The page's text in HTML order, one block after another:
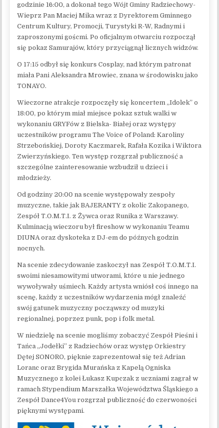
godzinie 16:00, a dokonał tego Wójt Gminy Radziechowy-
Wieprz Pan Maciej Mika wraz z Dyrektorem Gminnego
Centrum Kultury, Promocji, Turystyki R-W, Radnymi i
zaproszonymi goścmi. Po oficjalnym otwarciu rozpoczął
się pokaz Samurajów, który przyciągnął licznych widzów.
O 17:15 odbył się konkurs Cosplay, nad którym patronat
miała Pani Aleksandra Mrowiec, znana w środowisku jako
TONAYO.
Wieczorne atrakcje rozpoczęły się koncertem „Idolek” o
18:00, po którym miał miejsce pokaz sztuk walki w
wykonaniu GRYFów z Bielska- Białej oraz występy
uczestników programu The Voice of Poland: Karoliny
Strzebońskiej, Doroty Kaczmarek, Rafała Kozika i Wiktora
Zwierzyńskiego. Ten występ rozgrzał publiczność a
szczególne zainteresowanie wzbudził u dzieci i
młodzieży.
Od godziny 20:00 na scenie występowały zespoły
muzyczne, takie jak BAJERANTY z okolic Zakopanego,
Zespół T.O.M.T.I. z Żywca oraz Runika z Warszawy.
Kulminacją wieczoru był fireshow w wykonaniu Teamu
DIUNA oraz dyskoteka z DJ-em do późnych godzin
nocnych.
Na scenie zdecydowanie zaskoczył nas Zespół T.O.M.T.I.
swoimi niesamowitymi utworami, które u nie jednego
wywoływały uśmiech. Każdy artysta wniósł coś innego na
scenę, każdy z uczestników wydarzenia mógł znaleźć
swój gatunek muzyczny począwszy od muzyki
regionalnej, poprzez punk, pop i folk metal.
W niedzielę na scenie mogliśmy zobaczyć Zespół Pieśni i
Tańca „Jodełki” z Radziechów oraz występ Orkiestry
Dętej SONORO, pięknie zaprezentował się też Adrian
Loranc oraz Brygida Murańska z Kapelą Ogniska
Muzycznego z kolei Łukasz Kupczak z uczniami zagrał w
ramach Stypendium Marszałka Województwa Śląskiego a
Zespół Dance4You rozgrzał publiczność do czerwoności
pięknymi występami.